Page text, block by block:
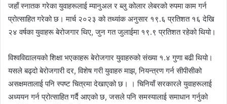
जहाँ स्नातक गरेका युवाहरूलाई म्यानुअल र ब्लु कोलार लेबरको रुपमा काम गर्न
प्रोत्साहित गरेको छ। मार्च २०२३ को तथ्यांक अनुसार १९.६ प्रतिशत १६ देखि
२४ वर्षका युवाहरू बेरोजगार थिए, जुन गत जुलाईमा १९.९ प्रतिशत रहेको थियो।
विश्वविद्यालयको शिक्षा भएकाहरू बेरोजगार युवाहरुको संख्या १.४ गुणा बढी थियो।
यसले बढ्दो बेरोजगारी दर, विशेष गरी युवाहरु माझ, नियन्त्रण गर्न सीपीसीको
असक्षमतालाई पनि स्पष्ट चित्रमा देखाएको छ। । चिनियाँ सरकारले युवाहरूलाई
अध्ययन गर्न प्रोत्साहित गर्दै आएको छ, जसले पनि समस्यालाई समाधान गर्नुको